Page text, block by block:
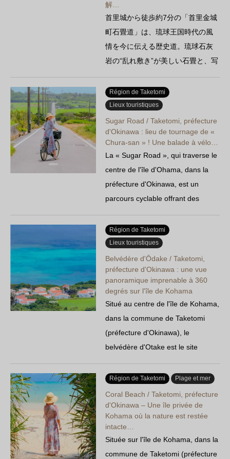
解…
首里城から徒歩約7分の「首里金城
町石畳道」は、琉球王国時代の風
情を今に伝える歴史道。琉球石灰
岩の“乱れ敷き”が美しい石畳と、写
真スポット、パワースポッ…
Région de Taketomi
Lieux touristiques
Sugar Road / Taketomi, préfecture
d'Okinawa : lieu de tournage de «
Chura-san » ! Une balade à vélo…
La « Sugar Road », qui traverse le
centre de l'île d'Ohama, dans la
préfecture d'Okinawa, est un
parcours cyclable offrant des
paysages magnifiques, bordé de
part et d'autre par des champs de
canne à sucre. Elle a également
servi de lieu de tournage pour la
série télévisée de la NHK « Chura-
san »…
Région de Taketomi
Lieux touristiques
Belvédère d'Ōdake / Taketomi,
préfecture d'Okinawa : une vue
panoramique imprenable à 360
degrés sur l'île de Kohama
Situé au centre de l'île de Kohama,
dans la commune de Taketomi
(préfecture d'Okinawa), le
belvédère d'Otake est le site
offrant la plus belle vue de l'île,
avec un panorama à 360 degrés
sur les îles Yaeyama. Au sommet
d'un escalier d'environ 300
marches s'étend une mer couleur
Région de Taketomi Plage et mer
Coral Beach / Taketomi, préfecture
d'Okinawa – Une île privée de
Kohama où la nature est restée
intacte…
Située sur l'île de Kohama, dans la
commune de Taketomi (préfecture